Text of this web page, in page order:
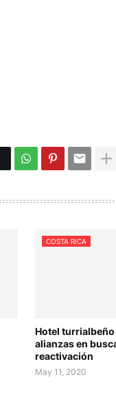
COSTA RICA
Hotel
alianzas en
reactivación
May 11, 2020